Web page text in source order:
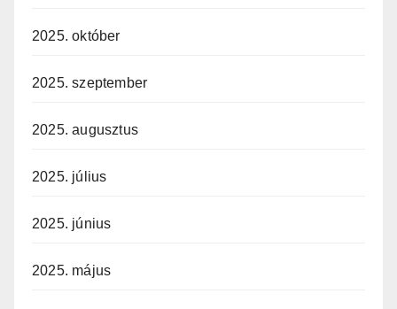
2025. október
2025. szeptember
2025. augusztus
2025. július
2025. június
2025. május